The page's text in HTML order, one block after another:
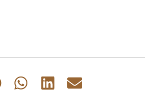
Share
Share
Share